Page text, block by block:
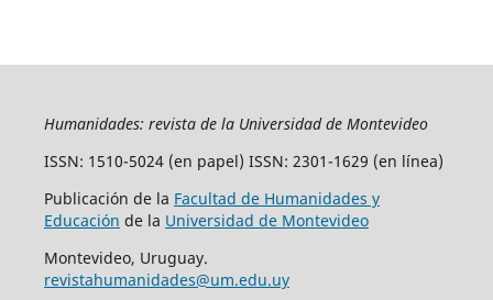
Humanidades: revista de la Universidad de Montevideo
ISSN: 1510-5024 (en papel) ISSN: 2301-1629 (en línea)
Publicación de la Facultad de Humanidades y
Educación de la Universidad de Montevideo
Montevideo, Uruguay.
revistahumanidades@um.edu.uy